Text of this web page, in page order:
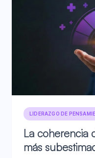
LIDERAZGO DE
La coherencia
más